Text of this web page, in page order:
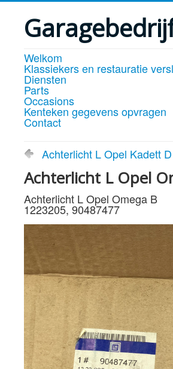
Welkom
Klassiekers en restauratie
Diensten
Parts
Occasions
Kenteken gegevens opvragen
Contact
Achterlicht L Opel Kadett
Achterlicht L Opel
Achterlicht L Opel Omega B
1223205, 90487477